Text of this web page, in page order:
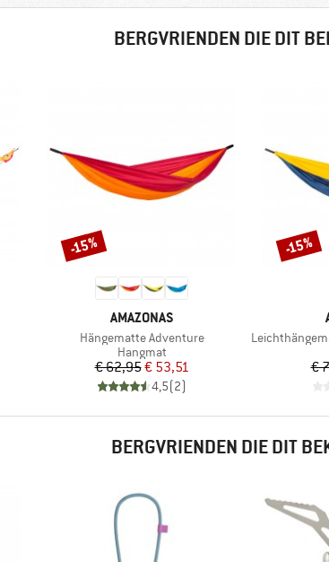
BERGVRIENDEN DIE DIT
MERK
AMAZONAS
Artikel
Hängematte Adventure
Productgroep
Hangmat
Prijs
€ 62,95Verlaagde prijs
€ 53,51
4,5(2)
Korting
-15%
Artikel
€
Korting
-15%
BERGVRIENDEN DIE DIT